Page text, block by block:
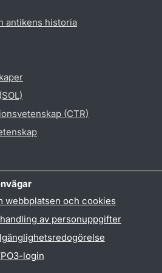
antikens historia
(CTR)
webbplatsen och cookies
av personuppgifter
login